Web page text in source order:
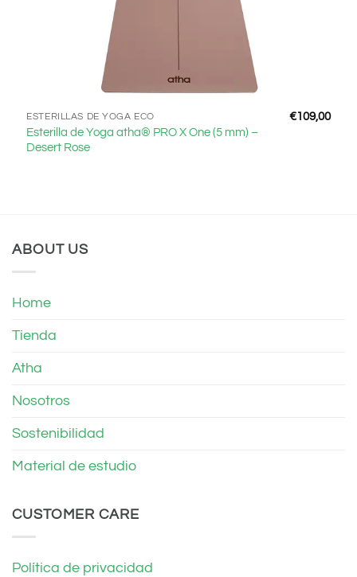
ESTERILLAS DE YOGA ECO
Esterilla de Yoga atha® PRO X One (5 mm) –
Desert Rose
€109,00
ABOUT US
Home
Tienda
Atha
Nosotros
Sostenibilidad
Material de estudio
CUSTOMER CARE
Política de privacidad